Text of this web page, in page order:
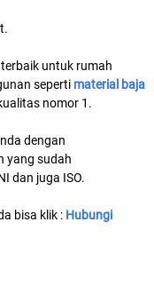
untuk rumah
seperti material baja
nomor 1.
dengan
yang sudah
dan juga ISO.
bisa klik : Hubungi